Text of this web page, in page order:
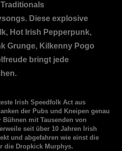
Diese explosive
Hot Irish Pepperpunk,
Grunge, Kilkenny Pogo
bringt jede
Irish Speedfolk Act aus
der Pubs und Kneipen genau
mit Tausenden von
seit über 10 Jahren Irish
und abgefahren wie einst die
die Dropkick Murphys.